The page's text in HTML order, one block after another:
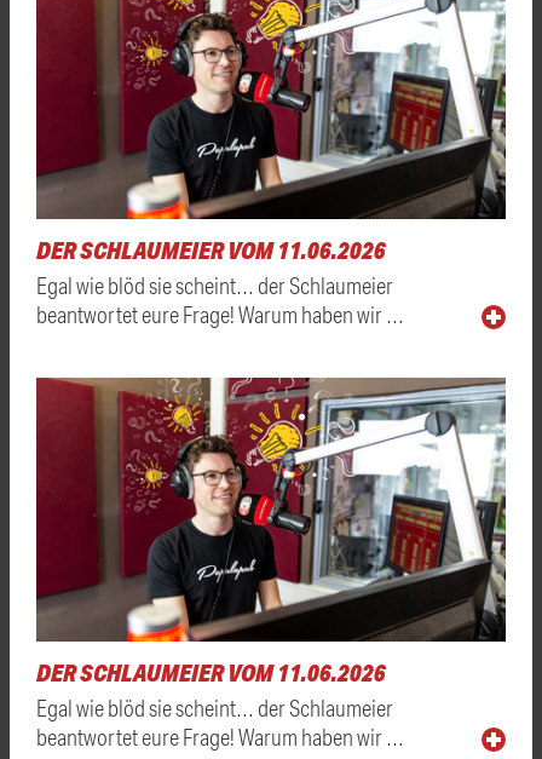
DER SCHLAUMEIER VOM 11.06.2026
Egal wie blöd sie scheint… der Schlaumeier
beantwortet eure Frage! Warum haben wir …
DER SCHLAUMEIER VOM 11.06.2026
Egal wie blöd sie scheint… der Schlaumeier
beantwortet eure Frage! Warum haben wir …